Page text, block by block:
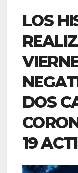
LOS
DOS
19